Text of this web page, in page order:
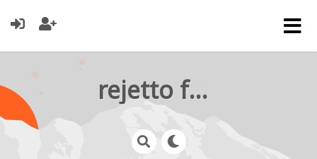
rejetto forum